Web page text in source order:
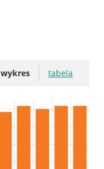
wykres tabela